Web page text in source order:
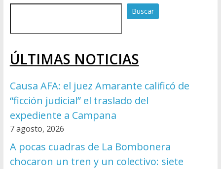
Buscar
ÚLTIMAS NOTICIAS
Causa AFA: el juez Amarante calificó de
“ficción judicial” el traslado del
expediente a Campana
7 agosto, 2026
A pocas cuadras de La Bombonera
chocaron un tren y un colectivo: siete